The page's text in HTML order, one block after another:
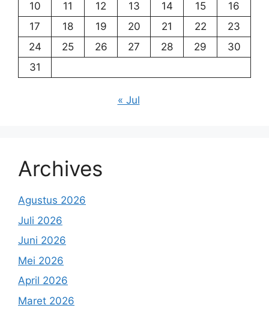
10
11 12 13 14 15
16
17
18 19 20 21 22
23
24
25 26 27 28 29
30
31
« Jul
Archives
Agustus 2026
Juli 2026
Juni 2026
Mei 2026
April 2026
Maret 2026